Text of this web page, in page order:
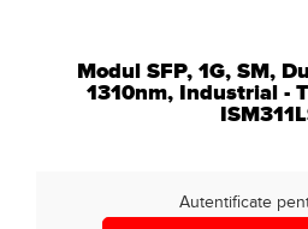
Modul SFP, 1G, SM,
1310nm, Industrial -
Autentificate